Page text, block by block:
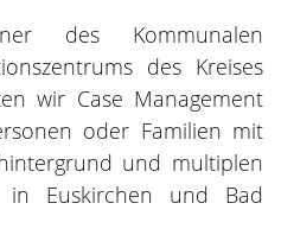
des Kommunalen
des Kreises
wir Case Management
oder Familien mit
und multiplen
in Euskirchen und Bad